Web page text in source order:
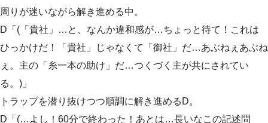
周りが迷いながら解き進める中。
D「(「貴社」…と、なんか違和感が…ちょっと待て！これは
ひっかけだ！「貴社」じゃなくて「御社」だ…あぶねぇあぶね
ぇ。主の「糸一本の助け」だ…つくづく主が共にされてい
る。)」
トラップを潜り抜けつつ順調に解き進めるD。
D「(…よし！60分で終わった！あとは…長いなこの記述問